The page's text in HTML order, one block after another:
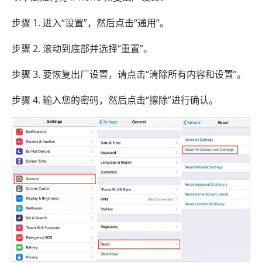
步骤 1. 进入“设置”，然后点击“通用”。
步骤 2. 滚动到底部并选择“重置”。
步骤 3. 要恢复出厂设置，请点击“清除所有内容和设置”。
步骤 4. 输入您的密码，然后点击“擦除”进行确认。